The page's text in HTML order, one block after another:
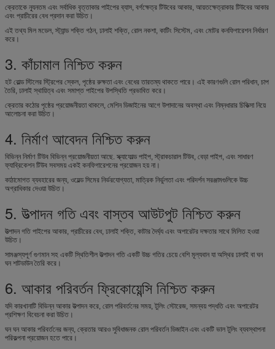
ক্রেতাকে ন্যূনতম এবং সর্বাধিক বৃত্তাকার পাইপের ব্যাস, বর্গক্ষেত্র টিউবের আকার, আয়তক্ষেত্রাকার টিউবের আকার
এবং প্রাচীরের বেধ প্রদান করা উচিত।
এই তথ্য মিল মডেল, স্ট্যান্ড শক্তি গঠন, ঢালাই শক্তি, রোল নকশা, কাটিং সিস্টেম, এবং মোটর কনফিগারেশন নির্ধারণ
করে।
3. কাঁচামাল নিশ্চিত করুন
হট রোল্ড স্টিলের স্ট্রিপের স্কেল, পৃষ্ঠের রুক্ষতা এবং বেধের তারতম্য থাকতে পারে। এই কারণগুলি রোল পরিধান, চাপ
তৈরি, ঢালাই স্থায়িত্ব এবং সমাপ্ত পাইপের উপস্থিতি প্রভাবিত করে।
ক্রেতার কঠোর পৃষ্ঠের প্রয়োজনীয়তা থাকলে, মেশিন ডিজাইনের আগে উপাদানের অবস্থা এবং নিম্নধারার চিকিত্সা নিয়ে
আলোচনা করা উচিত।
4. নির্মাণ আবেদন নিশ্চিত করুন
বিভিন্ন নির্মাণ টিউব বিভিন্ন প্রয়োজনীয়তা আছে. স্ক্যাফোল্ড পাইপ, স্ট্রাকচারাল টিউব, বেড়া পাইপ, এবং সাধারণ
ফ্যাব্রিকেশন টিউব সবসময় একই কনফিগারেশনের প্রয়োজন হয় না।
কাঠামোগত ব্যবহারের জন্য, ওয়েল্ড সিমের নির্ভরযোগ্যতা, মাত্রিক নির্ভুলতা এবং পরিদর্শন সরঞ্জামগুলিকে উচ্চ
অগ্রাধিকার দেওয়া উচিত।
5. উত্পাদন গতি এবং বাস্তব আউটপুট নিশ্চিত করুন
উত্পাদন গতি পাইপের আকার, প্রাচীরের বেধ, ঢালাই শক্তি, কাটার দৈর্ঘ্য এবং অপারেটর দক্ষতার সাথে মিলিত হওয়া
উচিত।
সামঞ্জস্যপূর্ণ গুণমান সহ একটি স্থিতিশীল উত্পাদন গতি একটি উচ্চ গতির চেয়ে বেশি মূল্যবান যা অস্থির ঢালাই বা ঘন
ঘন শাটডাউন তৈরি করে।
6. আকার পরিবর্তন ফ্রিকোয়েন্সি নিশ্চিত করুন
যদি কারখানাটি বিভিন্ন আকার উত্পাদন করে, রোল পরিবর্তনের সময়, টুলিং স্টোরেজ, সমন্বয় পদ্ধতি এবং অপারেটর
প্রশিক্ষণ বিবেচনা করা উচিত।
ঘন ঘন আকার পরিবর্তনের জন্য, ক্রেতার আরও সুবিধাজনক রোল পরিবর্তন ডিজাইন এবং একটি ভাল টুলিং ব্যবস্থাপনা
পরিকল্পনা প্রয়োজন হতে পারে।